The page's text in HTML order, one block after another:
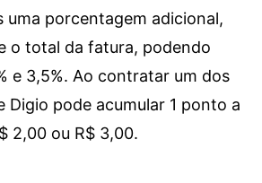
uma porcentagem adicional,
o total da fatura, podendo
e 3,5%. Ao contratar um dos
Digio pode acumular 1 ponto a
2,00 ou R$ 3,00.